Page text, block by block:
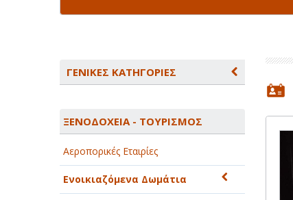
ΓΕΝΙΚΕΣ ΚΑΤΗΓΟΡΙΕΣ
ΑΘΛΗΤΙΣΜΟΣ
ΑΥΤΟΚΙΝΗΤΑ - ΜΗΧΑΝΕΣ - ΣΚΑΦΗ
ΔΙΑΣΚΕΔΑΣΗ - ΨΥΧΑΓΩΓΙΑ - ΤΕΧΝΕΣ
ΞΕΝΟΔΟΧΕΙΑ - ΤΟΥΡΙΣΜΟΣ
Αεροπορικές Εταιρίες
Ενοικιαζόμενα Δωμάτια